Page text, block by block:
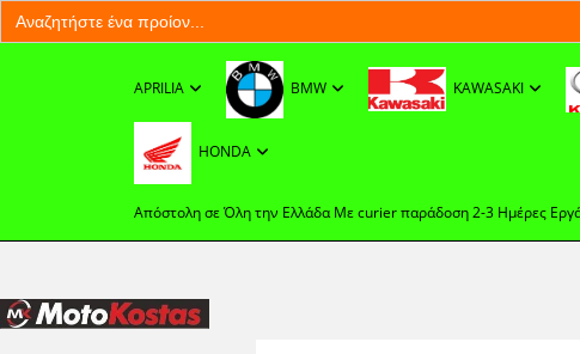
Search
for:
APRILIA BMW KAWASAKI
HONDA
Απόστολη σε Όλη την Ελλάδα Με curier παράδοση 2-3 Ημέρες